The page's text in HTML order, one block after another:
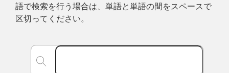
語で検索を行う場合は、単語と単語の間をスペースで
区切ってください。